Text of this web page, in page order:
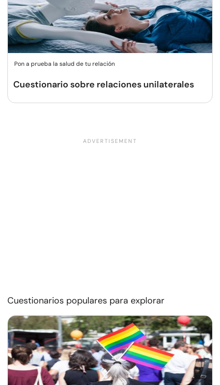
Pon a prueba la salud de tu relación
Cuestionario sobre relaciones unilaterales
Cuestionarios populares para explorar